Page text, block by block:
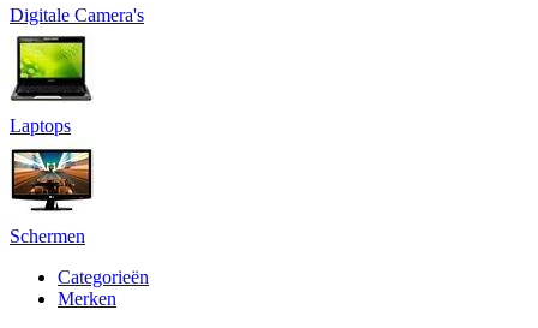
Digitale Camera's
Laptops
Schermen
Categorieën
Merken